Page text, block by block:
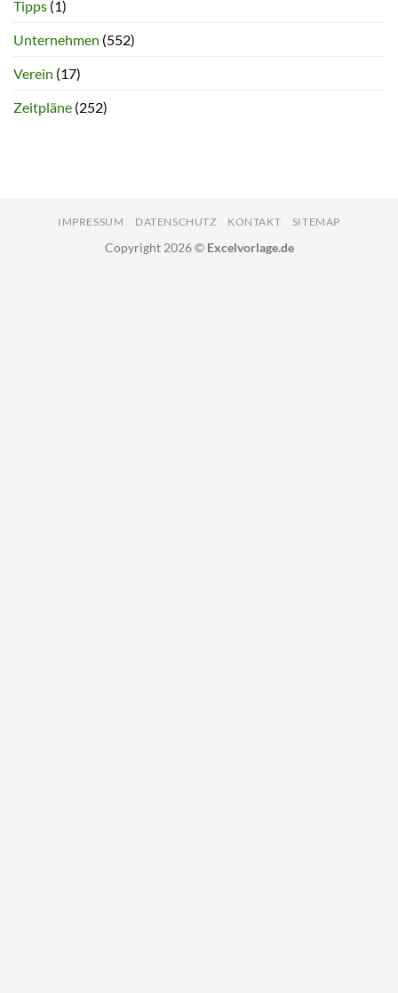
Tipps (1)
Unternehmen (552)
Verein (17)
Zeitpläne (252)
IMPRESSUM DATENSCHUTZ KONTAKT SITEMAP
Copyright 2026 © Excelvorlage.de